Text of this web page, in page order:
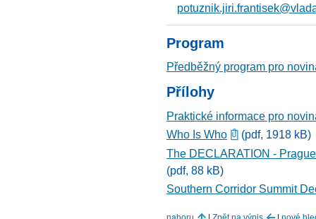
Program
Předběžný program pro
Přílohy
Praktické informace pro
Who Is Who
(pdf, 1918 kB)
The DECLARATION -
(pdf, 88 kB)
Southern Corridor Summit